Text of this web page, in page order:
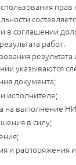
прав
в соглашении
работ.
результата
указываются
документа;
исполнителе;
на выполнение
в силу;
и распоряжения